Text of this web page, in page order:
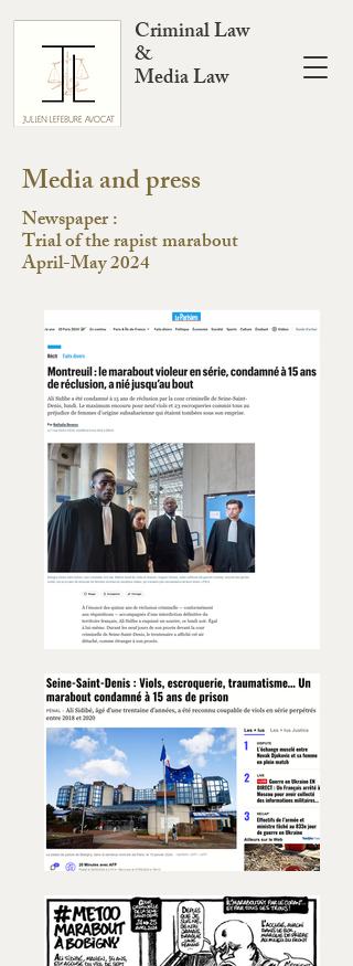
Criminal Law
&
Media Law
Media and press
Newspaper :
Trial of the rapist marabout
April-May 2024